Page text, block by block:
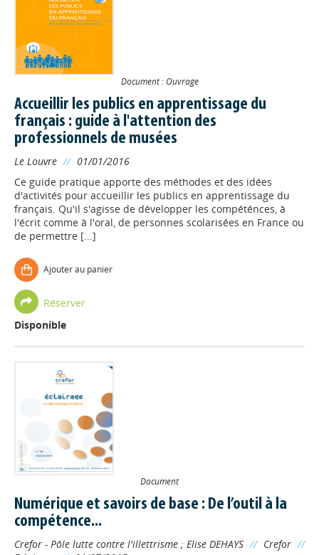
Document : Ouvrage
Accueillir les publics en apprentissage du
français : guide à l'attention des
professionnels de musées
Le Louvre // 01/01/2016
Ce guide pratique apporte des méthodes et des idées
d'activités pour accueillir les publics en apprentissage du
français. Qu'il s'agisse de développer les compéténces, à
l'écrit comme à l'oral, de personnes scolarisées en France ou
de permettre [...]
Ajouter au panier
Réserver
Disponible
Document
Numérique et savoirs de base : De l’outil à la
compétence...
Crefor - Pôle lutte contre l'illettrisme ; Elise DEHAYS // Crefor //